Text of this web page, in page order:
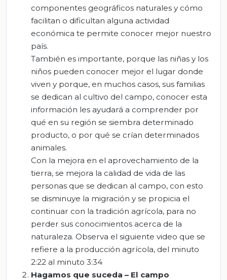
componentes geográficos naturales y cómo
facilitan o dificultan alguna actividad
económica te permite conocer mejor nuestro
país.
También es importante, porque las niñas y los
niños pueden conocer mejor el lugar donde
viven y porque, en muchos casos, sus familias
se dedican al cultivo del campo, conocer esta
información les ayudará a comprender por
qué en su región se siembra determinado
producto, o por qué se crían determinados
animales.
Con la mejora en el aprovechamiento de la
tierra, se mejora la calidad de vida de las
personas que se dedican al campo, con esto
se disminuye la migración y se propicia el
continuar con la tradición agrícola, para no
perder sus conocimientos acerca de la
naturaleza. Observa el siguiente video que se
refiere a la producción agrícola, del minuto
2:22 al minuto 3:34
Hagamos que suceda – El campo